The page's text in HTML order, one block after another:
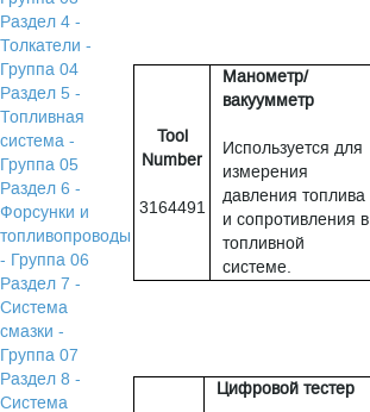
Раздел 4 -
Толкатели -
Группа 04
Раздел 5 -
Топливная
система -
Группа 05
Раздел 6 -
Форсунки и
топливопроводы
- Группа 06
Раздел 7 -
Система
смазки -
Группа 07
Раздел 8 -
Система
Tool
Number
3164491
Манометр/
вакуумметр
Используется для
измерения
давления топлива
и сопротивления в
топливной
системе.
Цифровой тестер